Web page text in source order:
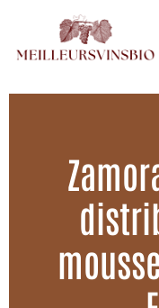
contenu